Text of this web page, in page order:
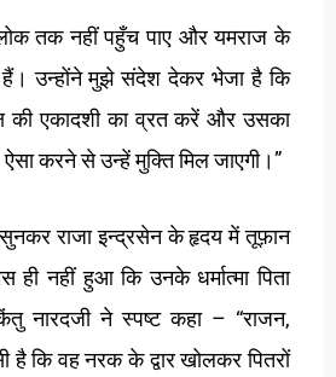
तक नहीं पहुँच पाए और यमराज के
हैं। उन्होंने मुझे संदेश देकर भेजा है कि
की एकादशी का व्रत करें और उसका
ऐसा करने से उन्हें मुक्ति मिल जाएगी।”
सुनकर राजा इन्द्रसेन के हृदय में तूफ़ान
ही नहीं हुआ कि उनके धर्मात्मा पिता
नारदजी ने स्पष्ट कहा– “राजन,
है कि वह नरक के द्वार खोलकर पितरों